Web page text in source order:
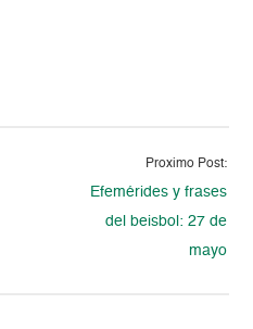
Proximo Post:
Efemérides y frases
del beisbol: 27 de
mayo